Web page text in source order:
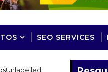
SEO SERVICES
Unlabelled